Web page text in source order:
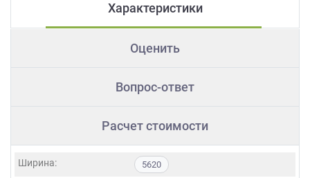
Характеристики
Оценить
Вопрос-ответ
Расчет стоимости
Ширина: 5620